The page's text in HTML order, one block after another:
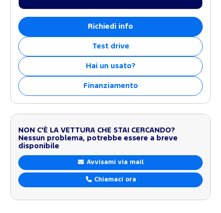
Richiedi info
Test drive
Hai un usato?
Finanziamento
NON C'È LA VETTURA CHE STAI CERCANDO?
Nessun problema, potrebbe essere a breve
disponibile
Avvisami via mail
Chiamaci ora